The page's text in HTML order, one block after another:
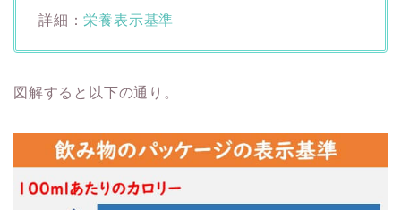
詳細：栄養表示基準
図解すると以下の通り。